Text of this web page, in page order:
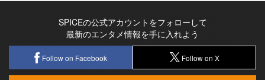
SPICEの公式アカウントをフォローして
最新のエンタメ情報を手に入れよう
Follow on Facebook Follow on X